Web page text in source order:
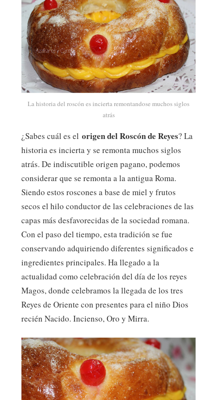
La historia del roscón es incierta remontandose muchos siglos
atrás
¿Sabes cuál es el origen del Roscón de Reyes? La
historia es incierta y se remonta muchos siglos
atrás. De indiscutible origen pagano, podemos
considerar que se remonta a la antigua Roma.
Siendo estos roscones a base de miel y frutos
secos el hilo conductor de las celebraciones de las
capas más desfavorecidas de la sociedad romana.
Con el paso del tiempo, esta tradición se fue
conservando adquiriendo diferentes significados e
ingredientes principales. Ha llegado a la
actualidad como celebración del día de los reyes
Magos, donde celebramos la llegada de los tres
Reyes de Oriente con presentes para el niño Dios
recién Nacido. Incienso, Oro y Mirra.